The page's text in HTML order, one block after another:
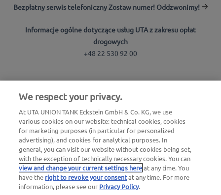
Bezpłatny serwis telefoniczny Zostaw numer! Oddzwonimy!
Informacje ogólne dotyczące usług UTA z zakresu opłat
drogowych
+48 22 530 92 00
Zaloguj się do strefy klienta
Informacje o UTA Edenred
Nota prawna |Nota prawna i pliki cookies / Ochrona
We respect your privacy.
At UTA UNION TANK Eckstein GmbH & Co. KG, we use
various cookies on our website: technical cookies, cookies
for marketing purposes (in particular for personalized
advertising), and cookies for analytical purposes. In
general, you can visit our website without cookies being set,
with the exception of technically necessary cookies. You can
view and change your current settings hereat any time. You
have the right to revoke your consentat any time. For more
information, please see our Privacy Policy.